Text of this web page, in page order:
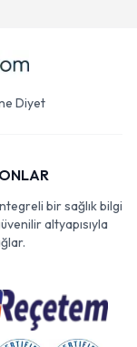
Diyet
bir sağlık bilgi
altyapısıyla